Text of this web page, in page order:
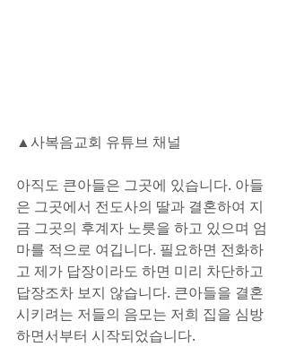
▲사복음교회 유튜브 채널
아직도 큰아들은 그곳에 있습니다. 아들
은 그곳에서 전도사의 딸과 결혼하여 지
금 그곳의 후계자 노릇을 하고 있으며 엄
마를 적으로 여깁니다. 필요하면 전화하
고 제가 답장이라도 하면 미리 차단하고
답장조차 보지 않습니다. 큰아들을 결혼
시키려는 저들의 음모는 저희 집을 심방
하면서부터 시작되었습니다.